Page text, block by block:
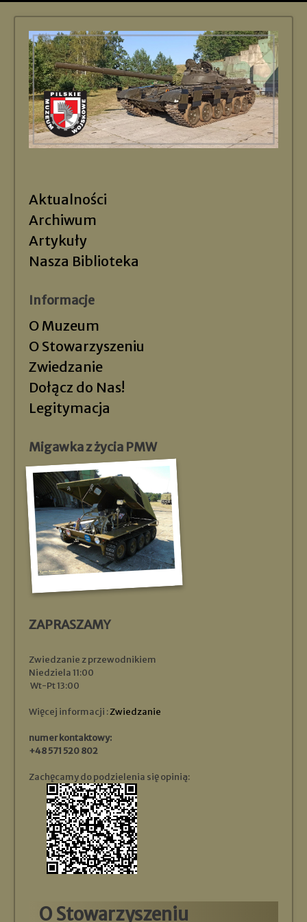
Aktualności
Archiwum
Artykuły
Nasza Biblioteka
Informacje
O Muzeum
O Stowarzyszeniu
Zwiedzanie
Dołącz do Nas!
Legitymacja
Migawka z życia PMW
ZAPRASZAMY
Zwiedzanie z przewodnikiem
Niedziela 11:00
Wt-Pt 13:00
Więcej informacji :Zwiedzanie
numer kontaktowy:
+48 571 520 802
Zachęcamy do podzielenia się opinią:
O Stowarzyszeniu